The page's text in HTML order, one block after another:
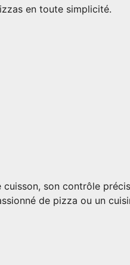
en toute simplicité.
son contrôle
de pizza ou un